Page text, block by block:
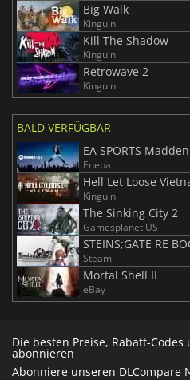
Big Walk
Kinguin
Kill The Shadow
Kinguin
Retrowave 2
Kinguin
BALD VERFÜGBAR
EA SPORTS
Eneba
Hell Let Loose
Kinguin
The Sinking City 2
Gamesplanet US
STEINS;GATE RE
Steam
Mortal Shell II
eBay
Die besten Preise, Rabatt-
abonnieren
Abonniere unseren DLCompare